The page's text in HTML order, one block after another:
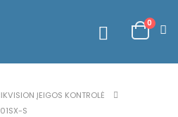
0
ĮEIGOS KONTROLĖ
S